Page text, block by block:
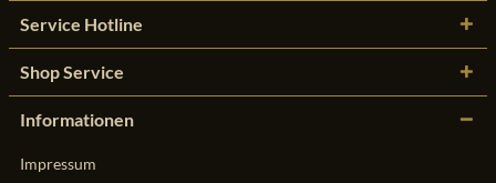
Service Hotline
Shop Service
Informationen
Impressum